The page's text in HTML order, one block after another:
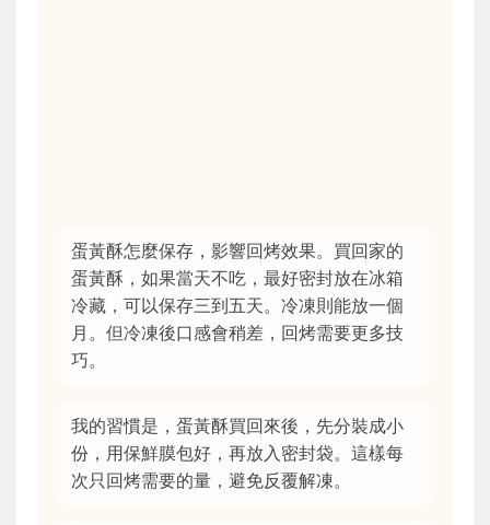
蛋黃酥怎麼保存，影響回烤效果。買回家的
蛋黃酥，如果當天不吃，最好密封放在冰箱
冷藏，可以保存三到五天。冷凍則能放一個
月。但冷凍後口感會稍差，回烤需要更多技
巧。
我的習慣是，蛋黃酥買回來後，先分裝成小
份，用保鮮膜包好，再放入密封袋。這樣每
次只回烤需要的量，避免反覆解凍。